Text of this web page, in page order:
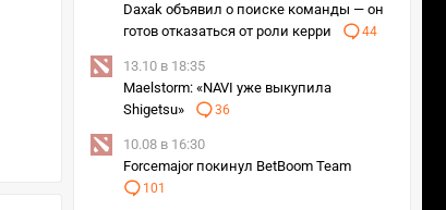
Daxak объявил о поиске команды — он
готов отказаться от роли керри
44
13.10 в 18:35
Maelstorm: «NAVI уже выкупила
Shigetsu»
36
10.08 в 16:30
Forcemajor покинул BetBoom Team
101